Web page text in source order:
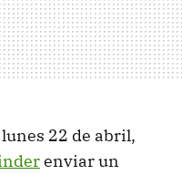
22 de abril,
enviar un